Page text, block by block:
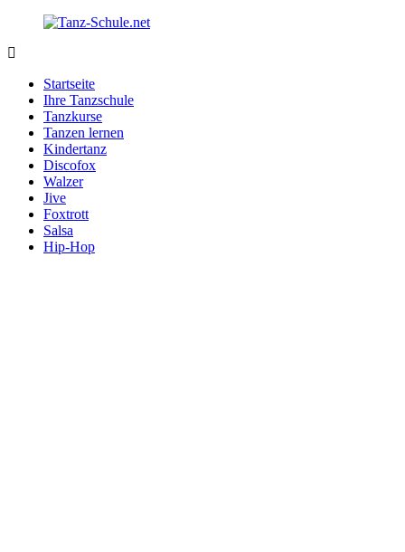
Zurück
Inhalt
Schule.net
Tanzschule
Internet
Startseite
Ihre Tanzschule
Tanzkurse
Tanzen lernen
Kindertanz
Discofox
Walzer
Jive
Foxtrott
Salsa
Hip-Hop